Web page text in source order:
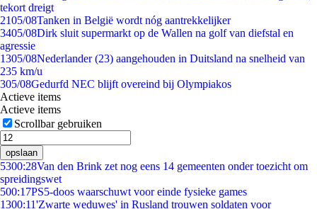
tekort dreigt
2105/08Tanken in België wordt nóg aantrekkelijker
3405/08Dirk sluit supermarkt op de Wallen na golf van diefstal en
agressie
1305/08Nederlander (23) aangehouden in Duitsland na snelheid van
235 km/u
305/08Gedurfd NEC blijft overeind bij Olympiakos
Actieve items
Actieve items
Scrollbar gebruiken
opslaan
5300:28Van den Brink zet nog eens 14 gemeenten onder toezicht om
spreidingswet
500:17PS5-doos waarschuwt voor einde fysieke games
1300:11'Zwarte weduwes' in Rusland trouwen soldaten voor